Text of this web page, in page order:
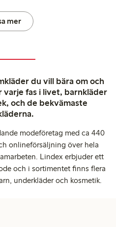
mer
du vill bära om och
fas i livet, barnkläder
och de bekvämaste
modeföretag med ca 440
onlineförsäljning över hela
Lindex erbjuder ett
och i sortimentet finns flera
underkläder och kosmetik.